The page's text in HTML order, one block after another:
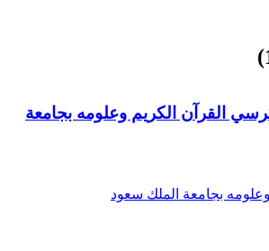
القرآن الكريم وعلومه بجامعة
بجامعة الملك سعود